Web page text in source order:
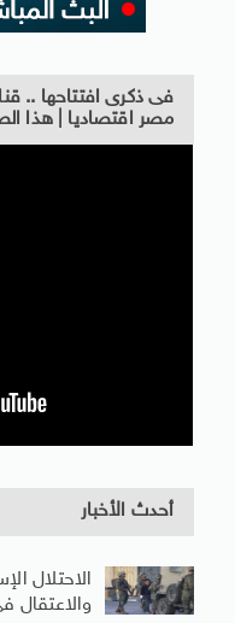
فى ذكرى افتتاحها ..
مصر اقتصاديا | هذا
أحدث الأخبار
الاحتلال
والاعتقال